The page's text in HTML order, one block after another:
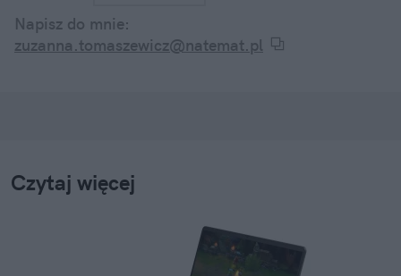
Napisz do mnie:
zuzanna.tomaszewicz@natemat.pl
Czytaj więcej